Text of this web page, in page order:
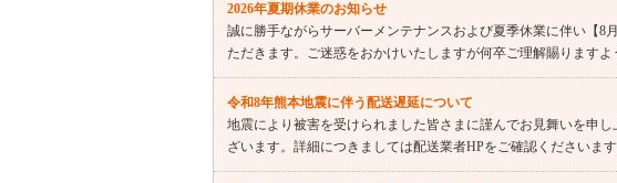
2026年夏期休業のお知らせ
誠に勝手ながらサーバーメンテナンスおよび夏季休業に伴い【8
ただきます。ご迷惑をおかけいたしますが何卒ご理解賜りますよ
令和8年熊本地震に伴う配送遅延について
地震により被害を受けられました皆さまに謹んでお見舞いを申
ざいます。詳細につきましては配送業者HPをご確認くださいま